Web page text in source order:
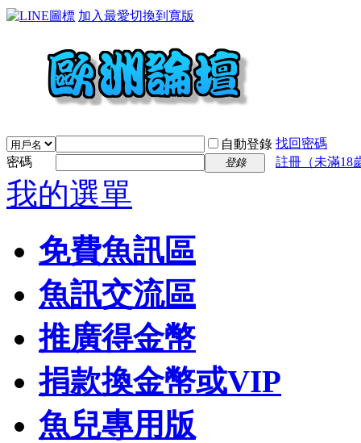
加入最愛切換到寬版
自動登錄 找回密碼
密碼
登錄 註冊（未滿18
我的選單
免費魚訊區
魚訊交流區
推廣得金幣
捐款換金幣或VIP
魚兒專用版